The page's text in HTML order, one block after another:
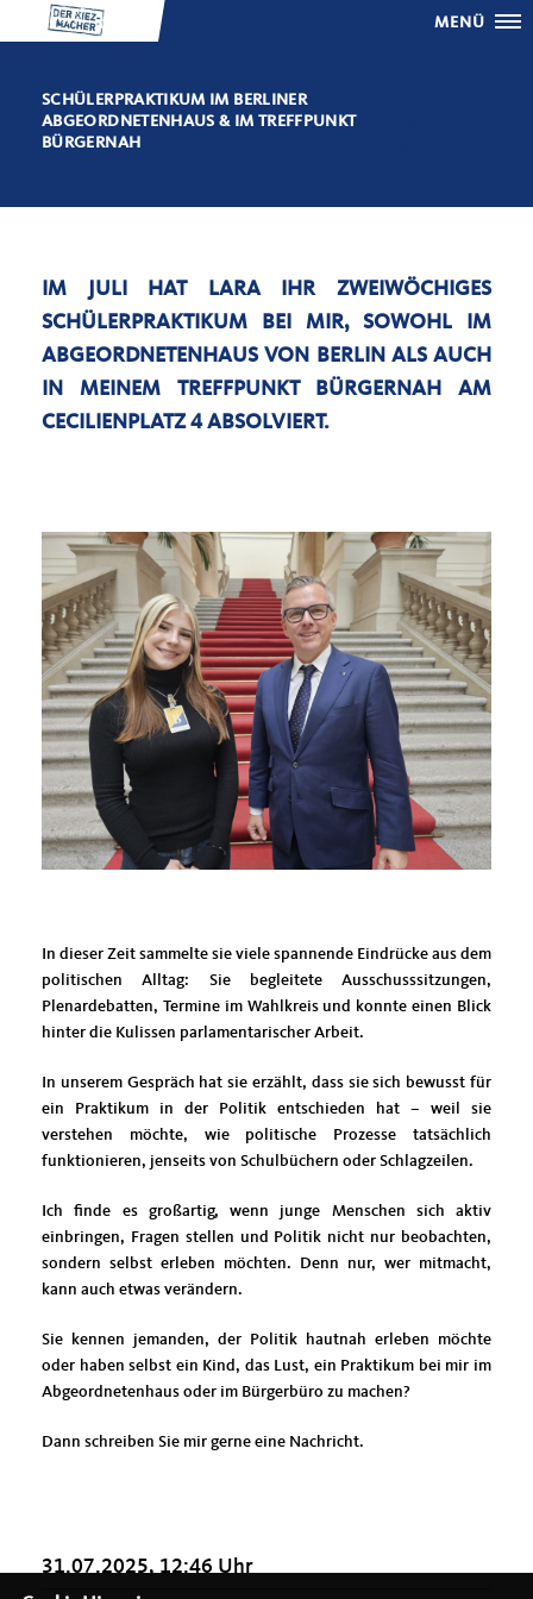
MENÜ
SCHÜLERPRAKTIKUM IM BERLINER
ABGEORDNETENHAUS & IM TREFFPUNKT
BÜRGERNAH
IM JULI HAT LARA IHR ZWEIWÖCHIGES
SCHÜLERPRAKTIKUM BEI MIR, SOWOHL IM
ABGEORDNETENHAUS VON BERLIN ALS AUCH
IN MEINEM TREFFPUNKT BÜRGERNAH AM
CECILIENPLATZ 4 ABSOLVIERT.
In dieser Zeit sammelte sie viele spannende Eindrücke aus dem
politischen Alltag: Sie begleitete Ausschusssitzungen,
Plenardebatten, Termine im Wahlkreis und konnte einen Blick
hinter die Kulissen parlamentarischer Arbeit.
In unserem Gespräch hat sie erzählt, dass sie sich bewusst für
ein Praktikum in der Politik entschieden hat – weil sie
verstehen möchte, wie politische Prozesse tatsächlich
funktionieren, jenseits von Schulbüchern oder Schlagzeilen.
Ich finde es großartig, wenn junge Menschen sich aktiv
einbringen, Fragen stellen und Politik nicht nur beobachten,
sondern selbst erleben möchten. Denn nur, wer mitmacht,
kann auch etwas verändern.
Sie kennen jemanden, der Politik hautnah erleben möchte
oder haben selbst ein Kind, das Lust, ein Praktikum bei mir im
Abgeordnetenhaus oder im Bürgerbüro zu machen?
Dann schreiben Sie mir gerne eine Nachricht.
31.07.2025, 12:46 Uhr